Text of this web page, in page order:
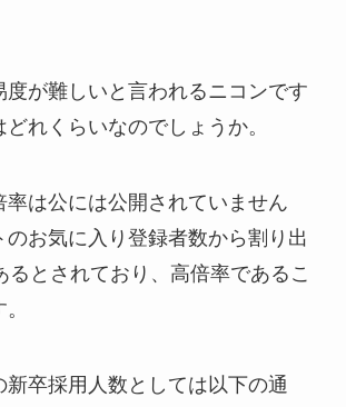
度が難しいと言われるニコンです
れくらいなのでしょうか。
率は公には公開されていません
のお気に入り登録者数から割り出
るとされており、高倍率であるこ
新卒採用人数としては以下の通